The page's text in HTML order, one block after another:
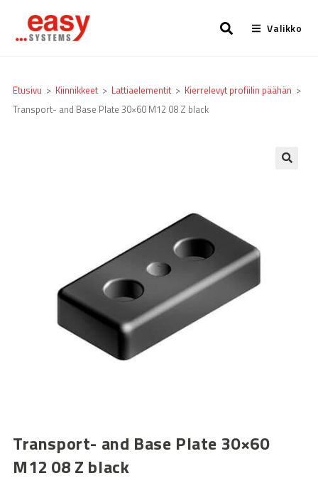
Valikko
Etusivu > Kiinnikkeet > Lattia­elementit > Kierrelevyt profiilin päähän >
Transport- and Base Plate 30×60 M12 08 Z black
Transport- and Base Plate 30×60
M12 08 Z black